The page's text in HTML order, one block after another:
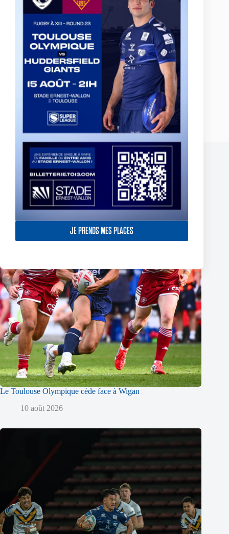
JE PRENDS MES PLACES
…et musculation de l’autre !
PRÉCÉDENT SUIVANT
Publications similaires
Le Toulouse Olympique cède face à Wigan
10 août 2026